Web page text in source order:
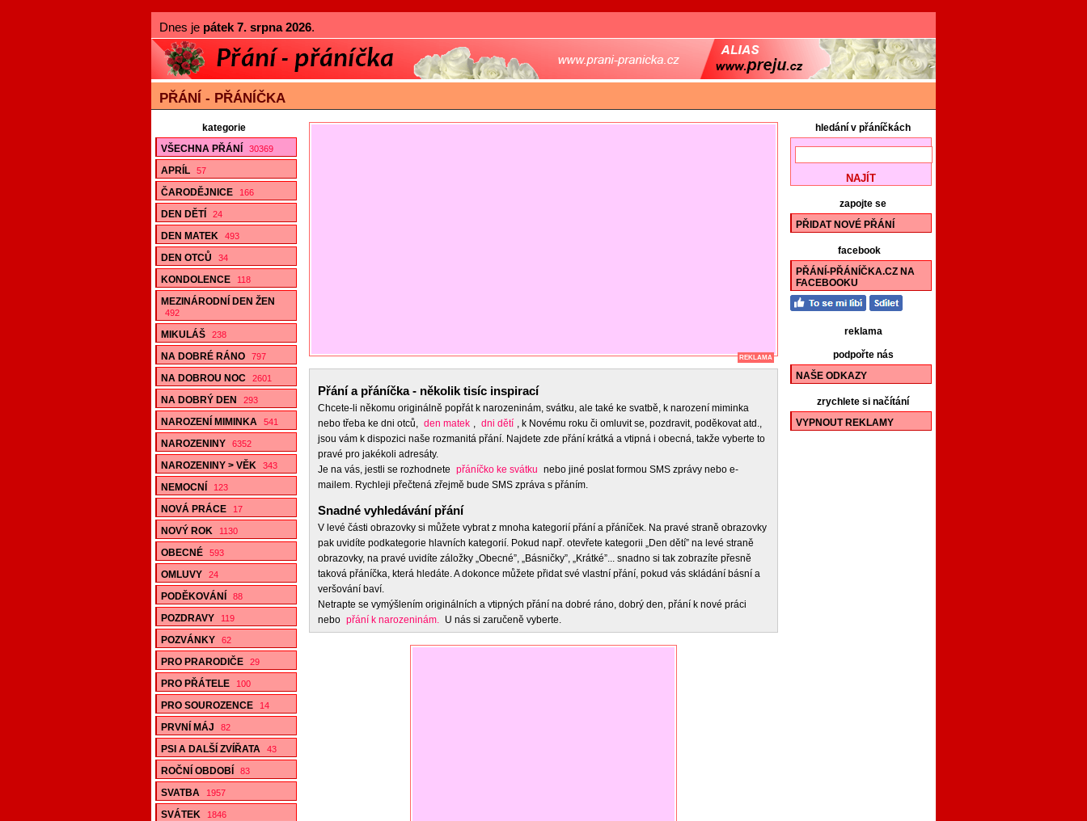
Dnes je pátek 7. srpna 2026.
PŘÁNÍ - PŘÁNÍČKA
kategorie
VŠECHNA PŘÁNÍ
30369
APRÍL 57
ČARODĚJNICE 166
DEN DĚTÍ 24
DEN MATEK 493
DEN OTCŮ 34
KONDOLENCE 118
MEZINÁRODNÍ DEN ŽEN
492
MIKULÁŠ 238
NA DOBRÉ RÁNO 797
NA DOBROU NOC 2601
NA DOBRÝ DEN 293
NAROZENÍ MIMINKA 541
NAROZENINY 6352
NAROZENINY > VĚK 343
NEMOCNÍ 123
NOVÁ PRÁCE 17
NOVÝ ROK 1130
OBECNÉ 593
OMLUVY 24
PODĚKOVÁNÍ 88
POZDRAVY 119
POZVÁNKY 62
PRO PRARODIČE 29
PRO PŘÁTELE 100
PRO SOUROZENCE 14
PRVNÍ MÁJ 82
PSI A DALŠÍ ZVÍŘATA 43
ROČNÍ OBDOBÍ 83
SVATBA 1957
SVÁTEK 1846
REKLAMA
Přání a přáníčka - několik tisíc inspirací
Chcete-li někomu originálně popřát k narozeninám, svátku, ale také ke svatbě, k narození miminka
nebo třeba ke dni otců, den matek , dni dětí , k Novému roku či omluvit se, pozdravit, poděkovat atd.,
jsou vám k dispozici naše rozmanitá přání. Najdete zde přání krátká a vtipná i obecná, takže vyberte to
pravé pro jakékoli adresáty.
Je na vás, jestli se rozhodnete přáníčko ke svátku nebo jiné poslat formou SMS zprávy nebo e-
mailem. Rychleji přečtená zřejmě bude SMS zpráva s přáním.
Snadné vyhledávání přání
V levé části obrazovky si můžete vybrat z mnoha kategorií přání a přáníček. Na pravé straně obrazovky
pak uvidíte podkategorie hlavních kategorií. Pokud např. otevřete kategorii „Den dětí” na levé straně
obrazovky, na pravé uvidíte záložky „Obecné”, „Básničky”, „Krátké”... snadno si tak zobrazíte přesně
taková přáníčka, která hledáte. A dokonce můžete přidat své vlastní přání, pokud vás skládání básní a
veršování baví.
Netrapte se vymýšlením originálních a vtipných přání na dobré ráno, dobrý den, přání k nové práci
nebo přání k narozeninám. U nás si zaručeně vyberte.
hledání v přáníčkách
zapojte se
PŘIDAT NOVÉ PŘÁNÍ
facebook
PŘÁNÍ-PŘÁNÍČKA.CZ NA
FACEBOOKU
reklama
podpořte nás
NAŠE ODKAZY
zrychlete si načítání
VYPNOUT REKLAMY